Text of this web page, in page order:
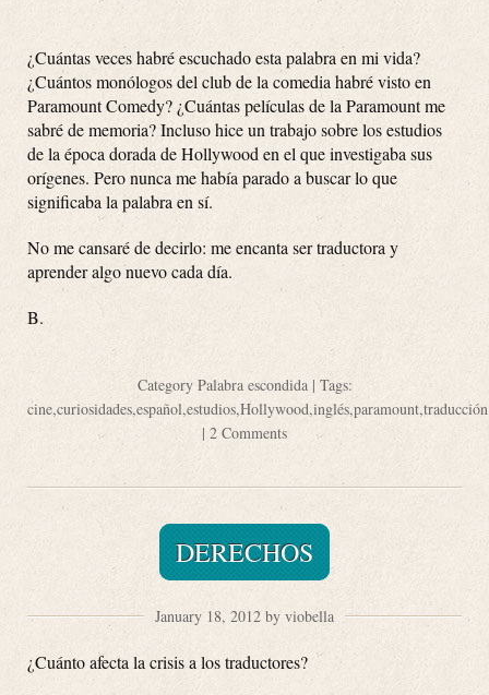
¿Cuántas veces habré escuchado esta palabra en mi vida?
¿Cuántos monólogos del club de la comedia habré visto en
Paramount Comedy? ¿Cuántas películas de la Paramount me
sabré de memoria? Incluso hice un trabajo sobre los estudios
de la época dorada de Hollywood en el que investigaba sus
orígenes. Pero nunca me había parado a buscar lo que
significaba la palabra en sí.
No me cansaré de decirlo: me encanta ser traductora y
aprender algo nuevo cada día.
B.
Category Palabra escondida| Tags:
cine,curiosidades,español,estudios,Hollywood,inglés,paramount,traducción
| 2 Comments
DERECHOS
January 18, 2012 by viobella
¿Cuánto afecta la crisis a los traductores?